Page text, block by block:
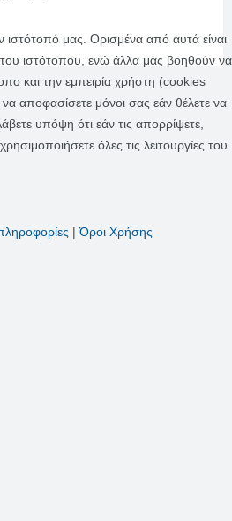
μας. Ορισμένα από αυτά είναι
του ιστότοπου, ενώ άλλα μας βοηθούν να
και την εμπειρία χρήστη (cookies
αποφασίσετε μόνοι σας εάν θέλετε να
υπόψη ότι εάν τις απορρίψετε,
όλες τις λειτουργίες του
|Όροι Χρήσης